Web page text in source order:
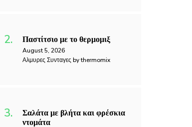
Παστίτσιο με το θερμομιξ
August 5, 2026
Αλμυρες Συνταγες by thermomix
Σαλάτα με βλήτα και φρέσκια
ντομάτα